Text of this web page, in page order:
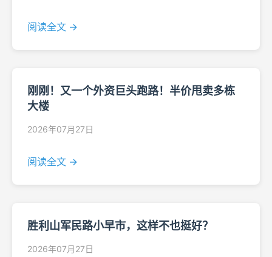
阅读全文 →
刚刚！又一个外资巨头跑路！半价甩卖多栋
大楼
2026年07月27日
阅读全文 →
胜利山军民路小早市，这样不也挺好？
2026年07月27日